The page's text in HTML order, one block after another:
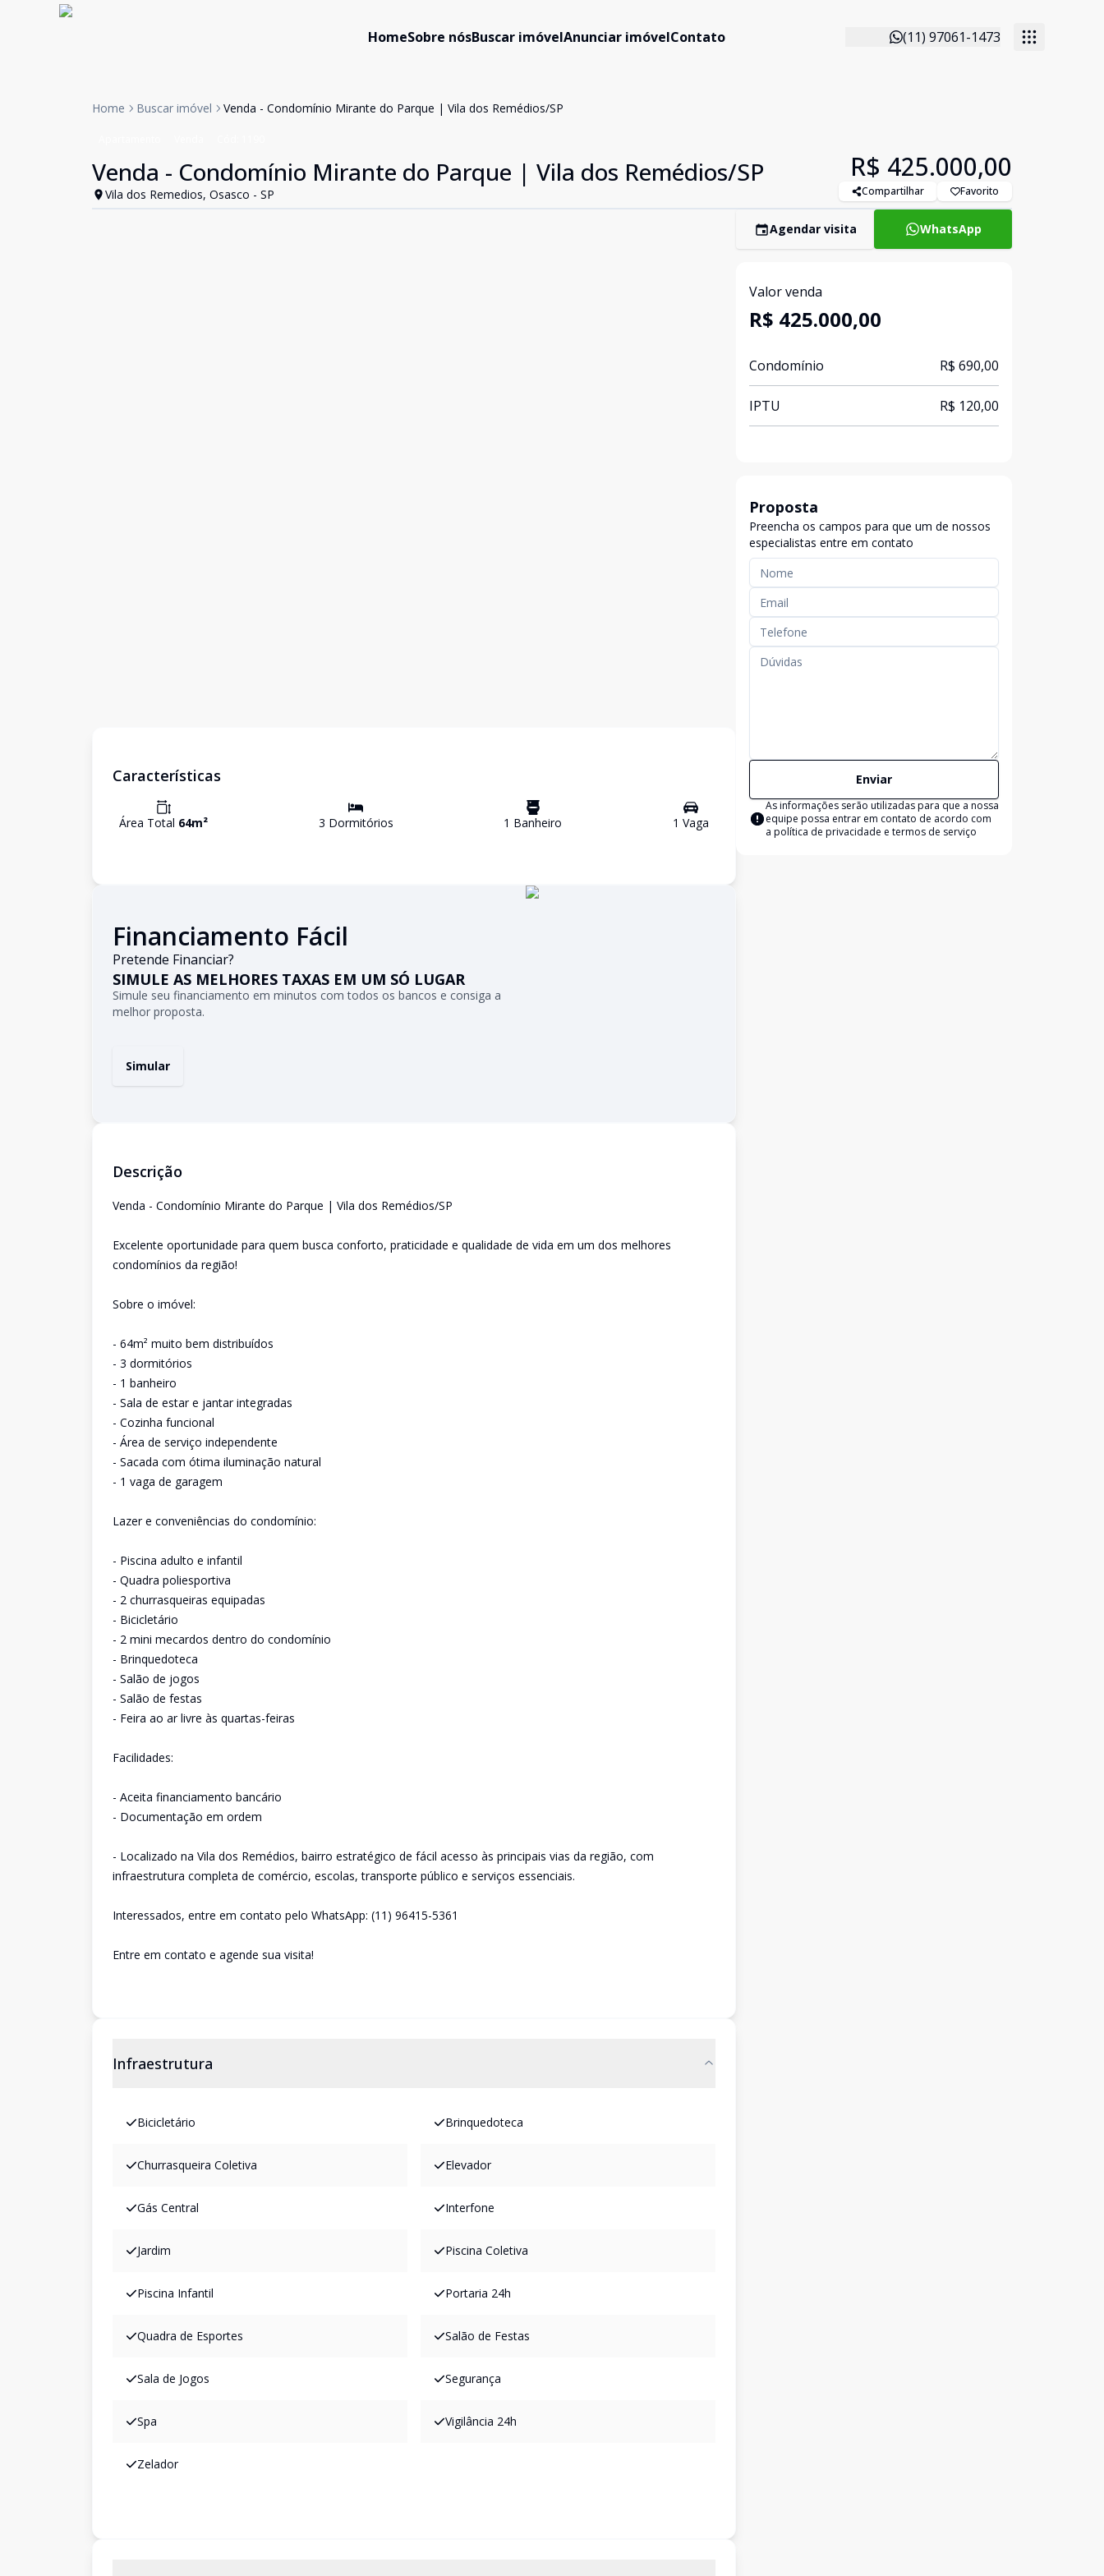
HomeSobre nósBuscar imóvelAnunciar imóvelContato (11) 97061-1473
Home Buscar imóvel Venda - Condomínio Mirante do Parque | Vila dos Remédios/SP
Venda - Condomínio Mirante do Parque | Vila dos Remédios/SP
Vila dos Remedios, Osasco - SP
R$ 425.000,00
Compartilhar Favorito
Características
Área Total 64m² 3 Dormitórios 1 Banheiro 1 Vaga
Financiamento Fácil
Pretende Financiar?
SIMULE AS MELHORES TAXAS EM UM SÓ LUGAR
Simule seu financiamento em minutos com todos os bancos e consiga a
melhor proposta.
Simular
Descrição
Venda - Condomínio Mirante do Parque | Vila dos Remédios/SP
Excelente oportunidade para quem busca conforto, praticidade e qualidade de vida em um dos melhores
condomínios da região!
Sobre o imóvel:
- 64m² muito bem distribuídos
- 3 dormitórios
- 1 banheiro
- Sala de estar e jantar integradas
- Cozinha funcional
- Área de serviço independente
- Sacada com ótima iluminação natural
- 1 vaga de garagem
Lazer e conveniências do condomínio:
- Piscina adulto e infantil
- Quadra poliesportiva
- 2 churrasqueiras equipadas
- Bicicletário
- 2 mini mecardos dentro do condomínio
- Brinquedoteca
- Salão de jogos
- Salão de festas
- Feira ao ar livre às quartas-feiras
Facilidades:
- Aceita financiamento bancário
- Documentação em ordem
- Localizado na Vila dos Remédios, bairro estratégico de fácil acesso às principais vias da região, com
infraestrutura completa de comércio, escolas, transporte público e serviços essenciais.
Interessados, entre em contato pelo WhatsApp: (11) 96415-5361
Entre em contato e agende sua visita!
Infraestrutura
Bicicletário Brinquedoteca
Churrasqueira Coletiva Elevador
Gás Central Interfone
Jardim Piscina Coletiva
Piscina Infantil Portaria 24h
Quadra de Esportes Salão de Festas
Sala de Jogos Segurança
Spa Vigilância 24h
Zelador
Agendar visita WhatsApp
Valor venda
R$ 425.000,00
Condomínio R$ 690,00
IPTU R$ 120,00
Proposta
Preencha os campos para que um de nossos
especialistas entre em contato
Enviar
As informações serão utilizadas para que a nossa
equipe possa entrar em contato de acordo com
a política de privacidade e termos de serviço